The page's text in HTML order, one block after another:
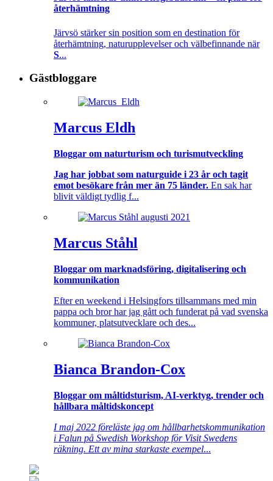
återhämtning
Järvsö stärker sin position som en destination för
återhämtning, naturupplevelser och välbefinnande när
S...
Gästbloggare
Marcus Eldh
Bloggar om naturturism och turismutveckling
Jag har jobbat som naturguide i 23 år och tagit
emot besökare från mer än 75 länder. En sak har
blivit väldigt tydlig f...
Marcus Ståhl
Bloggar om marknadsföring, digitalisering och
kommunikation
Efter en weekend i Helsingfors tillsammans med min
pappa och bror har jag gått och funderat på vad svenska
kommuner, platsutvecklare och des...
Bianca Brandon-Cox
Bloggar om måltidsturism, AI-verktyg, trender och
hållbara måltidskoncept
I maj 2022 föreläste jag om hållbarhetskommunikation
i Falun på Swedish Workshop för Visit Swedens
räkning. Ett av mina starkaste exempel...